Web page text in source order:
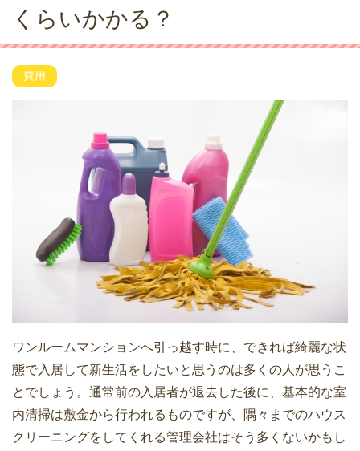
くらいかかる？
費用
ワンルームマンションへ引っ越す時に、できれば綺麗な状
態で入居して新生活をしたいと思うのは多くの人が思うこ
とでしょう。通常前の入居者が退去した後に、基本的な室
内清掃は敷金から行われるものですが、隅々までのハウス
クリーニングをしてくれる管理会社はそう多くないかもし